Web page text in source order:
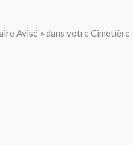
Avisé » dans votre